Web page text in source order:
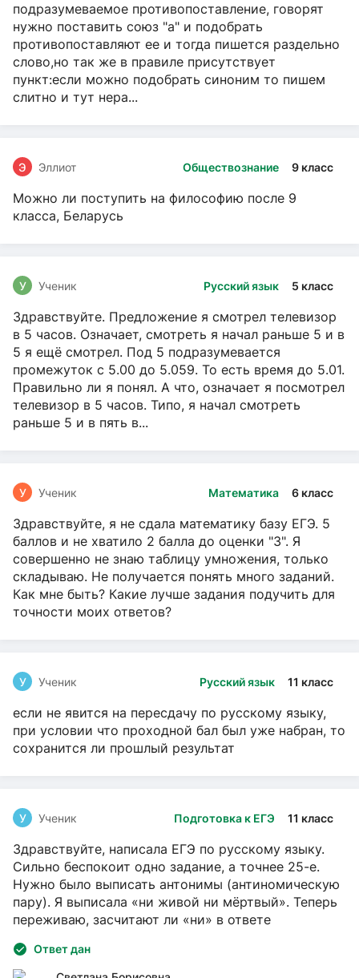
подразумеваемое противопоставление, говорят
нужно поставить союз "а" и подобрать
противопоставляют ее и тогда пишется раздельно
слово,но так же в правиле присутствует
пункт:если можно подобрать синоним то пишем
слитно и тут нера...
Обществознание 9 класс
Э Эллиот
Можно ли поступить на философию после 9
класса, Беларусь
Русский язык 5 класс
У Ученик
Здравствуйте. Предложение я смотрел телевизор
в 5 часов. Означает, смотреть я начал раньше 5 и в
5 я ещё смотрел. Под 5 подразумевается
промежуток с 5.00 до 5.059. То есть время до 5.01.
Правильно ли я понял. А что, означает я посмотрел
телевизор в 5 часов. Типо, я начал смотреть
раньше 5 и в пять в...
Математика 6 класс
У Ученик
Здравствуйте, я не сдала математику базу ЕГЭ. 5
баллов и не хватило 2 балла до оценки "3". Я
совершенно не знаю таблицу умножения, только
складываю. Не получается понять много заданий.
Как мне быть? Какие лучше задания подучить для
точности моих ответов?
Русский язык 11 класс
У Ученик
если не явится на пересдачу по русскому языку,
при условии что проходной бал был уже набран, то
сохранится ли прошлый результат
Подготовка к ЕГЭ 11 класс
У Ученик
Здравствуйте, написала ЕГЭ по русскому языку.
Сильно беспокоит одно задание, а точнее 25-е.
Нужно было выписать антонимы (антиномическую
пару). Я выписала «ни живой ни мёртвый». Теперь
переживаю, засчитают ли «ни» в ответе
Ответ дан